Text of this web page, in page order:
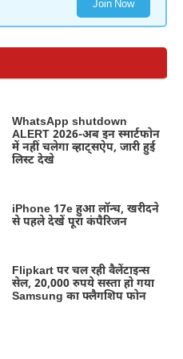
Join Now
WhatsApp shutdown
ALERT 2026-अब इन स्मार्टफोन
में नहीं चलेगा व्हाट्सऐप, जारी हुई
लिस्ट देखे
iPhone 17e हुआ लॉन्च, खरीदने
से पहले देखें पूरा कंपैरिजन
Flipkart पर चल रही वैलेंटाइन्स
सेल, 20,000 रुपये सस्ता हो गया
Samsung का फ्लैगशिप फोन